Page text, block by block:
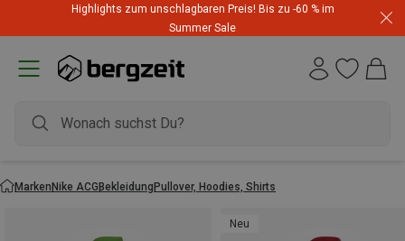
Highlights zum unschlagbaren Preis! Bis zu -60 % im
Summer Sale
MarkenNike ACGBekleidungPullover, Hoodies, Shirts
Neu